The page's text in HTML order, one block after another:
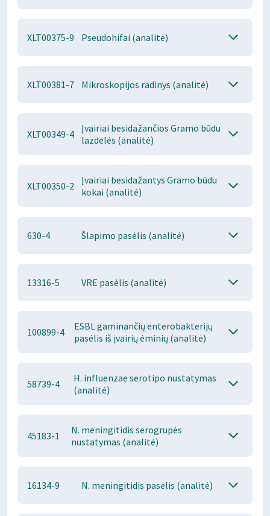
XLT00375-9 Pseudohifai (analitė)
XLT00381-7 Mikroskopijos radinys (analitė)
XLT00349-4
Įvairiai besidažančios Gramo būdu
lazdelės (analitė)
XLT00350-2
Įvairiai besidažantys Gramo būdu
kokai (analitė)
630-4 Šlapimo pasėlis (analitė)
13316-5 VRE pasėlis (analitė)
100899-4
ESBL gaminančių enterobakterijų
pasėlis iš įvairių ėminių (analitė)
58739-4
H. influenzae serotipo nustatymas
(analitė)
45183-1
N. meningitidis serogrupės
nustatymas (analitė)
16134-9 N. meningitidis pasėlis (analitė)